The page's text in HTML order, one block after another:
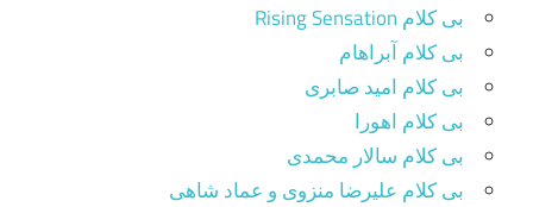
بی کلام Rising Sensation
بی کلام آبراهام
بی کلام امید صابری
بی کلام اهورا
بی کلام سالار محمدی
بی کلام علیرضا منزوی و عماد شاهی